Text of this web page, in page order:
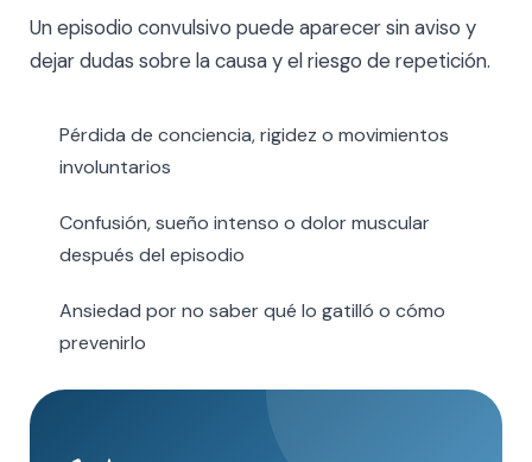
Un episodio convulsivo puede aparecer sin aviso y
dejar dudas sobre la causa y el riesgo de repetición.
Pérdida de conciencia, rigidez o movimientos
involuntarios
Confusión, sueño intenso o dolor muscular
después del episodio
Ansiedad por no saber qué lo gatilló o cómo
prevenirlo